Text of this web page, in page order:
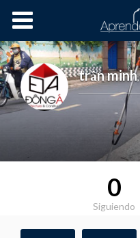
Cursos OnLine
trần minh,
0
Siguiendo